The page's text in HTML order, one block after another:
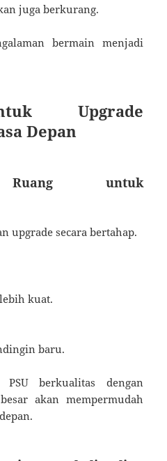
juga berkurang.
bermain menjadi
Upgrade
Depan
Ruang untuk
upgrade secara bertahap.
kuat.
baru.
berkualitas dengan
akan mempermudah